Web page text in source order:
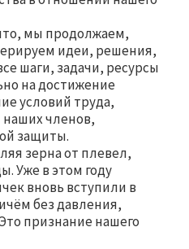
мы продолжаем,
идеи, решения,
шаги, задачи, ресурсы
на достижение
условий труда,
членов,
защиты.
зерна от плевел,
Уже в этом году
вновь вступили в
без давления,
признание нашего